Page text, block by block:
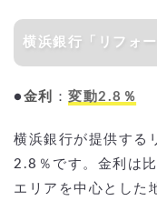
横浜銀行「リフォ
●金利 ： 変動2.8％
横浜銀行が提供する
2.8％です。金利は
エリアを中心とした